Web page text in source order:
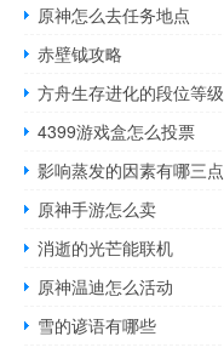
原神怎么去任务地点
赤壁钺攻略
方舟生存进化的段位等级
4399游戏盒怎么投票
影响蒸发的因素有哪三点
原神手游怎么卖
消逝的光芒能联机
原神温迪怎么活动
雪的谚语有哪些